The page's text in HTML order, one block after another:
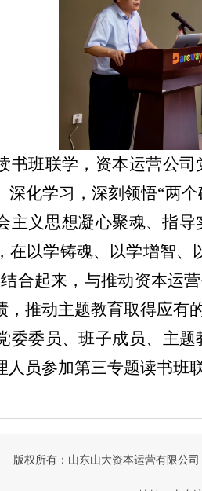
书班联学，资本运营公
深化学习，深刻领悟“两
主义思想凝心聚魂、指
在以学铸魂、以学增智
合起来，与推动资本运
推动主题教育取得应有的
委委员、班子成员、主
员参加第三专题读书班
版权所有：山东山大资本运营有限